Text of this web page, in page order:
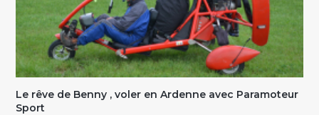
Le rêve de Benny , voler en Ardenne avec Paramoteur
Sport